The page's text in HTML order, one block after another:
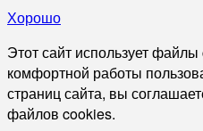
Хорошо
Этот сайт использует
комфортной работы
страниц сайта, вы
файлов cookies.